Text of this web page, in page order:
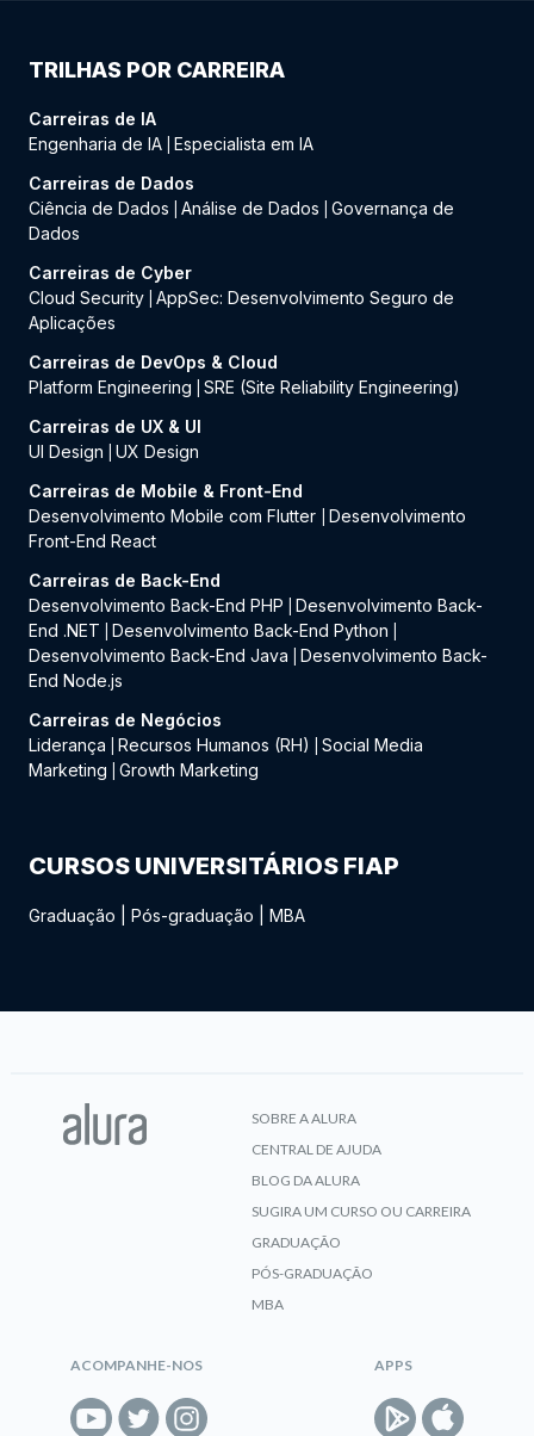
TRILHAS POR CARREIRA
Carreiras de IA
Engenharia de IA Especialista em IA
Carreiras de Dados
Ciência de Dados
Análise de Dados
Governança de
Dados
Carreiras de Cyber
Cloud Security AppSec: Desenvolvimento Seguro de
Aplicações
Carreiras de DevOps & Cloud
Platform Engineering
SRE (Site Reliability Engineering)
Carreiras de UX & UI
UI Design
UX Design
Carreiras de Mobile & Front-End
Desenvolvimento Mobile com Flutter
Desenvolvimento
Front-End React
Carreiras de Back-End
Desenvolvimento Back-End PHP
Desenvolvimento Back-
End .NET
Desenvolvimento Back-End Python
Desenvolvimento Back-End Java
Desenvolvimento Back-
End Node.js
Carreiras de Negócios
Liderança
Recursos Humanos (RH)
Social Media
Marketing
Growth Marketing
CURSOS UNIVERSITÁRIOS FIAP
Graduação Pós-graduação MBA
SOBRE A ALURA
CENTRAL DE AJUDA
BLOG DA ALURA
SUGIRA UM CURSO OU CARREIRA
GRADUAÇÃO
PÓS-GRADUAÇÃO
MBA
ACOMPANHE-NOS APPS